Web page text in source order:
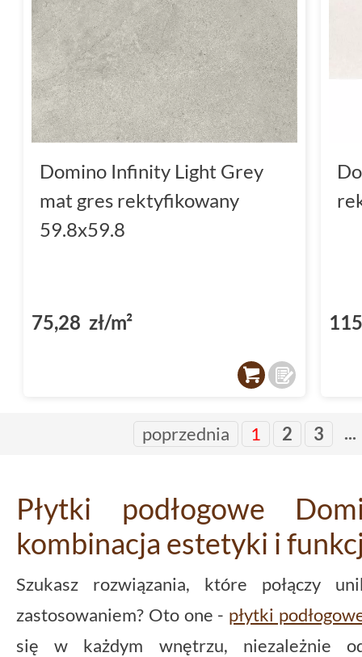
Domino Infinity Light Grey
mat gres rektyfikowany
59.8x59.8
75,28 zł/m²
poprzednia 1 2 3 ...
Płytki podłogowe
kombinacja estetyki i
Szukasz rozwiązania, które połączy
zastosowaniem? Oto one - płytki
się w każdym wnętrzu, niezależnie